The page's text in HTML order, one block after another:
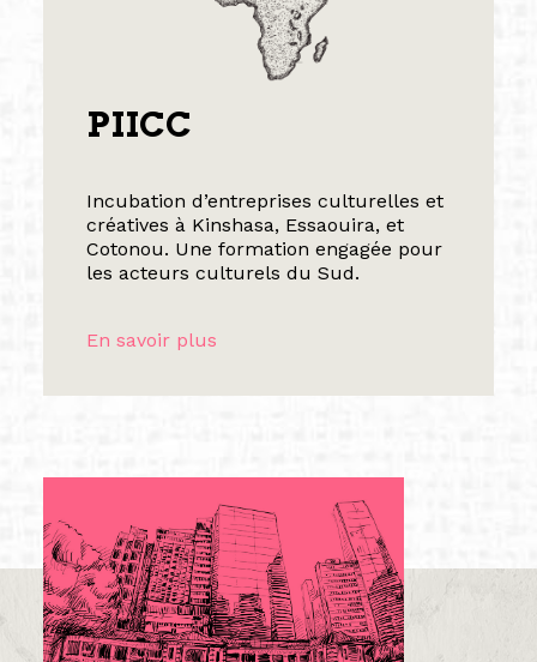
PIICC
Incubation d’entreprises culturelles et
créatives à Kinshasa, Essaouira, et
Cotonou. Une formation engagée pour
les acteurs culturels du Sud.
En savoir plus